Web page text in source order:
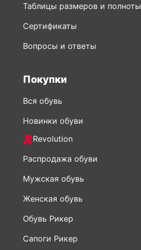
Таблицы размеров и полноты
Сертификаты
Вопросы и ответы
Покупки
Вся обувь
Новинки обуви
Revolution
Распродажа обуви
Мужская обувь
Женская обувь
Обувь Рикер
Сапоги Рикер